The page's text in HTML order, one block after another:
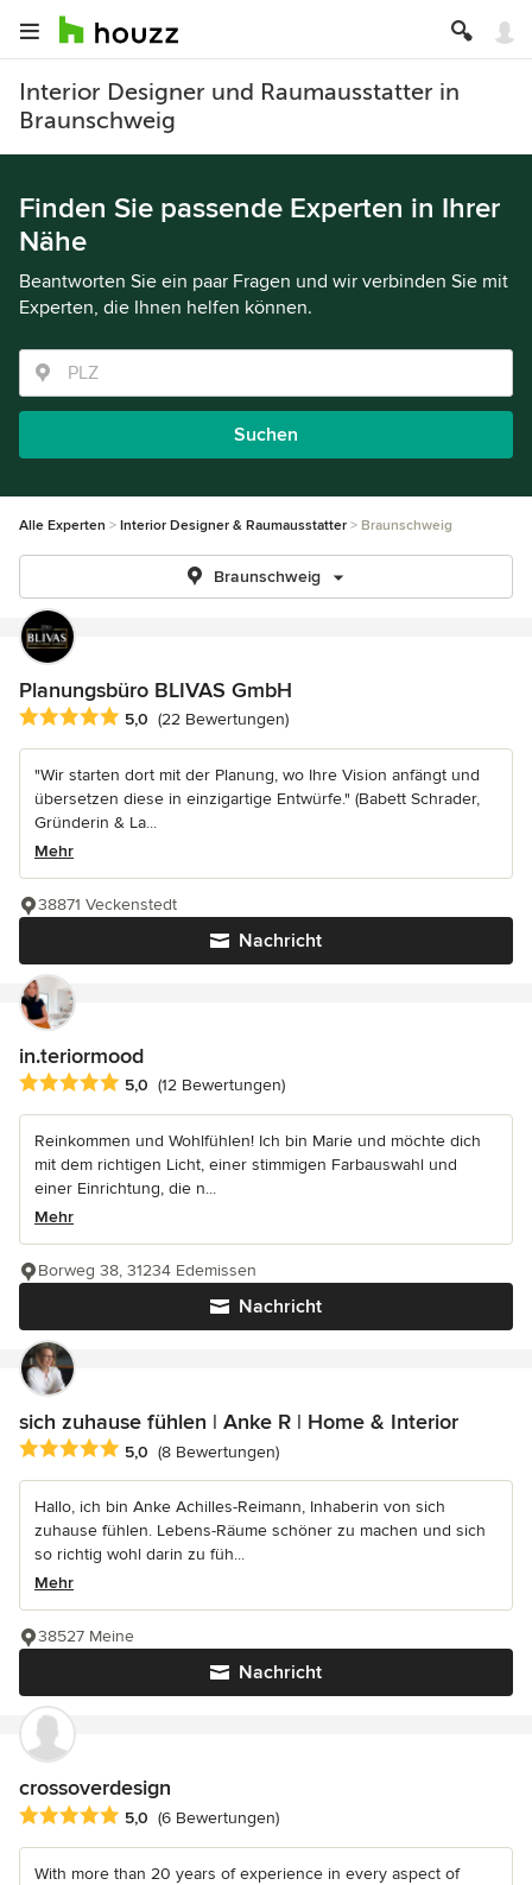
Interior Designer und Raumausstatter in
Braunschweig
Finden Sie passende Experten in Ihrer
Nähe
Beantworten Sie ein paar Fragen und wir verbinden Sie mit
Experten, die Ihnen helfen können.
Suchen
Alle Experten Interior Designer & Raumausstatter Braunschweig
Braunschweig
Planungsbüro BLIVAS GmbH
Durchschnittliche Bewertung: 5 von 5 Sternen
5,0 (22 Bewertungen)
"Wir starten dort mit der Planung, wo Ihre Vision anfängt und
übersetzen diese in einzigartige Entwürfe." (Babett Schrader,
Gründerin & La...
Mehr
Nachricht
38871 Veckenstedt
in.teriormood
Durchschnittliche Bewertung: 5 von 5 Sternen
5,0 (12 Bewertungen)
Reinkommen und Wohlfühlen! Ich bin Marie und möchte dich
mit dem richtigen Licht, einer stimmigen Farbauswahl und
einer Einrichtung, die n...
Mehr
Nachricht
Borweg 38, 31234 Edemissen
sich zuhause fühlen | Anke R | Home & Interior
Durchschnittliche Bewertung: 5 von 5 Sternen
5,0 (8 Bewertungen)
Hallo, ich bin Anke Achilles-Reimann, Inhaberin von sich
zuhause fühlen. Lebens-Räume schöner zu machen und sich
so richtig wohl darin zu füh...
Mehr
Nachricht
38527 Meine
crossoverdesign
Durchschnittliche Bewertung: 5 von 5 Sternen
5,0 (6 Bewertungen)
With more than 20 years of experience in every aspect of